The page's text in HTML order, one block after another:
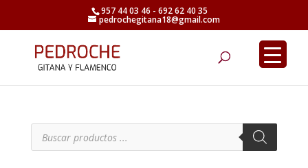
957 44 03 46 - 692 62 40 35
pedrochegitana18@gmail.com
B